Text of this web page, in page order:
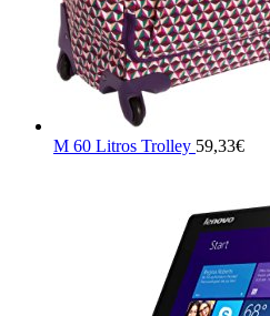
M 60 Litros Trolley 59,33€